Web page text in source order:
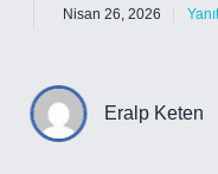
Nisan 26, 2026
Eralp Keten